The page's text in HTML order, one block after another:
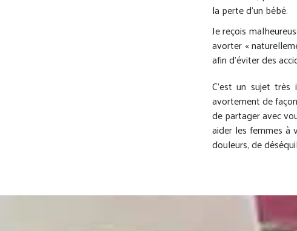
la perte d’un bébé.
Je reçois
avorter «
afin d’éviter des
C’est un sujet
avortement de
de partager avec
aider les femmes à
douleurs, de